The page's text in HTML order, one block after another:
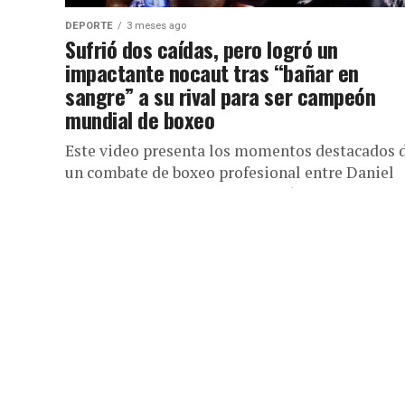
DEPORTE 3 meses ago
Sufrió dos caídas, pero logró un
impactante nocaut tras “bañar en
sangre” a su rival para ser campeón
mundial de boxeo
Este video presenta los momentos destacados
un combate de boxeo profesional entre Daniel
Dubois y Fabio Wardley. Las imágenes muestran